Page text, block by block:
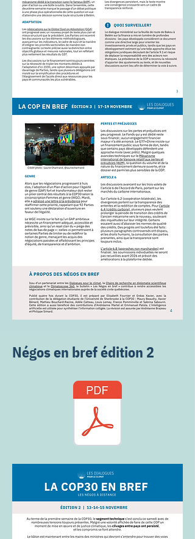
Négos en bref édition 2